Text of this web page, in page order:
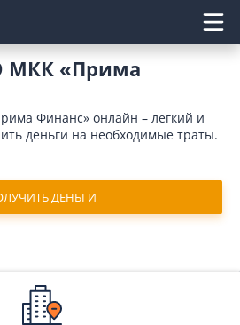
МКК «Прима
Финанс» онлайн – легкий и
деньги на необходимые траты.
выдает средства за 15
запроса. Для оформления
минимальный пакет
взять займ в ООО МКК «Прима
имеющие плохую
отправки заявки воспользуйтесь
ДЕНЬГИ